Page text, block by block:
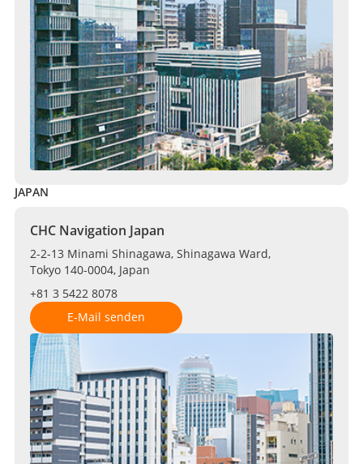
JAPAN
CHC Navigation Japan
2-2-13 Minami Shinagawa, Shinagawa Ward,
Tokyo 140-0004, Japan
+81 3 5422 8078
E-Mail senden